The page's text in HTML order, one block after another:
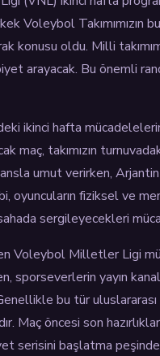
Voleybol Takımımızın
konusu oldu. Milli
arayacak. Bu önemli
ikinci hafta
maç, takımızın
umut verirken, Arjantin
oyuncuların fiziksel ve
sergileyecekleri
Voleybol Milletler Ligi
sporseverlerin yayın
bu tür
Maç öncesi son
serisini başlatma